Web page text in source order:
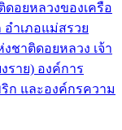
อยหลวงของเครือ
ำเภอแม่สรวย
ชาติดอยหลวง เจ้า
ราย) องค์การ
ก และองค์กรความ